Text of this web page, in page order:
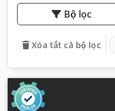
Bộ lọc
Xóa tất cả bộ lọc